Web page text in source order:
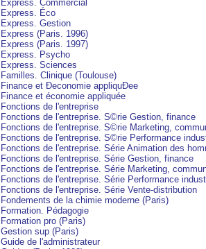
Express. Commercial
Express. Éco
Express. Gestion
Express (Paris. 1996)
Express (Paris. 1997)
Express. Psycho
Express. Sciences
Familles. Clinique (Toulouse)
Finance et Ðeconomie appliquÐee
Finance et économie appliquée
Fonctions de l'entreprise
Fonctions de l'entreprise. S©rie Gestion, finance
Fonctions de l'entreprise. S©rie Marketing,
Fonctions de l'entreprise. S©rie Performance
Fonctions de l'entreprise. Série Animation des
Fonctions de l'entreprise. Série Gestion, finance
Fonctions de l'entreprise. Série Marketing,
Fonctions de l'entreprise. Série Performance
Fonctions de l'entreprise. Série Vente-distribution
Fondements de la chimie moderne (Paris)
Formation. Pédagogie
Formation pro (Paris)
Gestion sup (Paris)
Guide de l'administrateur